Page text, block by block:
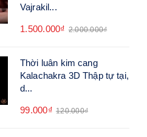
Vajrakil...
1.500.000₫ 2.000.000₫
Thời luân kim cang
Kalachakra 3D Thập tự tại,
d...
99.000₫ 120.000₫